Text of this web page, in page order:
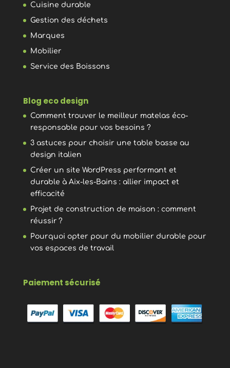
Cuisine durable
Gestion des déchets
Marques
Mobilier
Service des Boissons
Blog eco design
Comment trouver le meilleur matelas éco-
responsable pour vos besoins ?
3 astuces pour choisir une table basse au
design italien
Créer un site WordPress performant et
durable à Aix-les-Bains : allier impact et
efficacité
Projet de construction de maison : comment
réussir ?
Pourquoi opter pour du mobilier durable pour
vos espaces de travail
Paiement sécurisé